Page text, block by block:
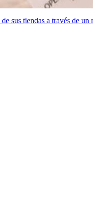
sus tiendas a través de